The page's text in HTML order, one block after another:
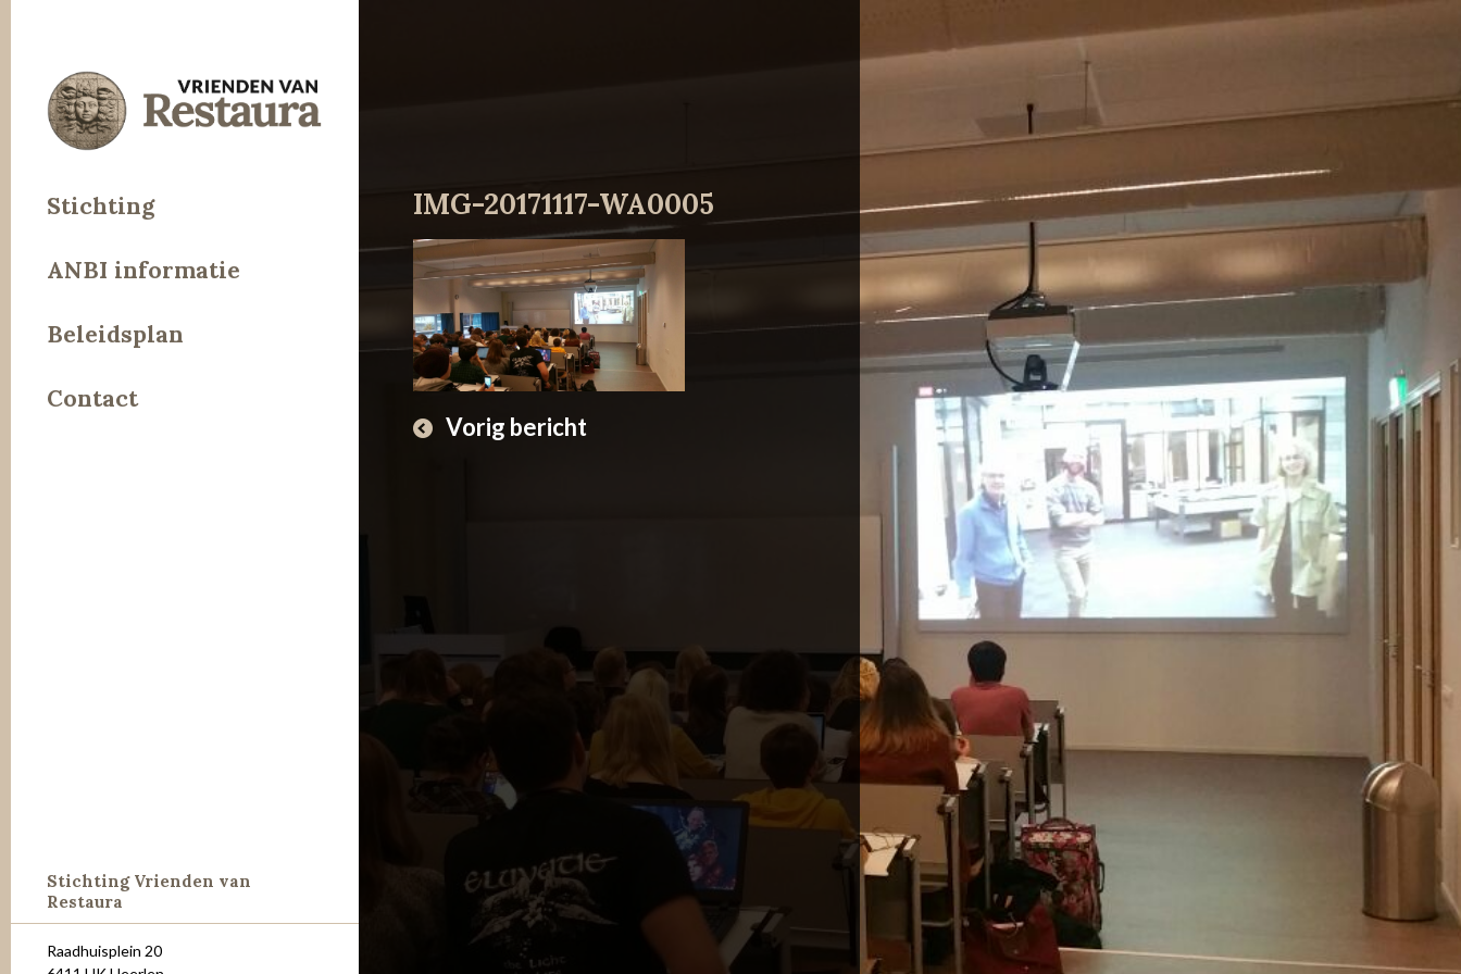
Stichting
ANBI informatie
Beleidsplan
Contact
Stichting Vrienden van
Restaura
Raadhuisplein 20
IMG-20171117-WA0005
Vorig bericht